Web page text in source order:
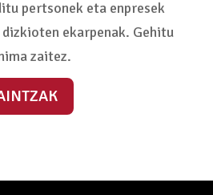
pertsonek eta enpresek
ekarpenak. Gehitu
zaitez.